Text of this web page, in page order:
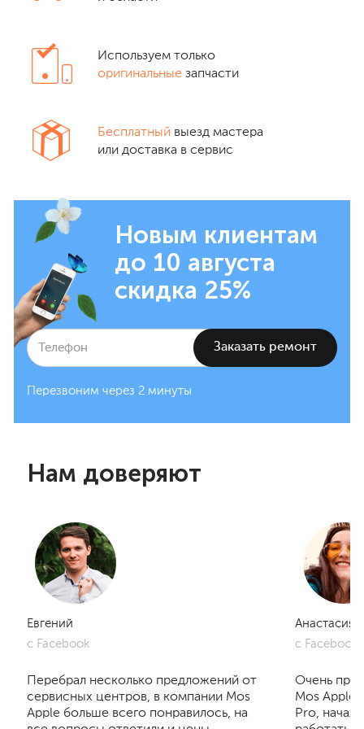
Используем только
оригинальные запчасти
Бесплатный выезд мастера
или доставка в сервис
Новым клиентам
до 10 августа
скидка 25%
Перезвоним через 2 минуты
Нам доверяют
Евгений
с Facebook
Перебрал несколько предложений от
сервисных центров, в компании Mos
Apple больше всего понравилось, на
Анастасия
с Facebook
Очень
Mos
Pro, начал